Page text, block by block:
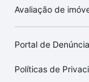
Avaliação de
Portal de
Políticas de